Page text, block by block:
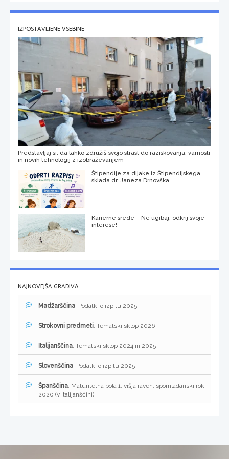
IZPOSTAVLJENE VSEBINE
Predstavljaj si, da lahko združiš svojo strast do raziskovanja, varnosti
in novih tehnologij z izobraževanjem
Štipendije za dijake iz Štipendijskega
sklada dr. Janeza Drnovška
Karierne srede – Ne ugibaj, odkrij svoje
interese!
NAJNOVEJŠA GRADIVA
Madžarščina: Podatki o izpitu 2025
Strokovni predmeti: Tematski sklop 2026
Italijanščina: Tematski sklop 2024 in 2025
Slovenščina: Podatki o izpitu 2025
Španščina: Maturitetna pola 1, višja raven, spomladanski rok
2020 (v italijanščini)